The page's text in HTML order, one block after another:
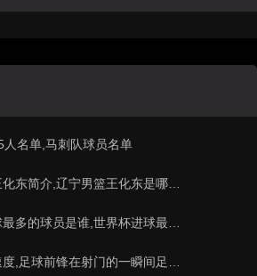
名单,马刺队球员名单
简介,辽宁男篮王化东是哪里人？
球员是谁,世界杯进球最多的球员是谁？
锋在射门的一瞬间足球的速度有多快？？